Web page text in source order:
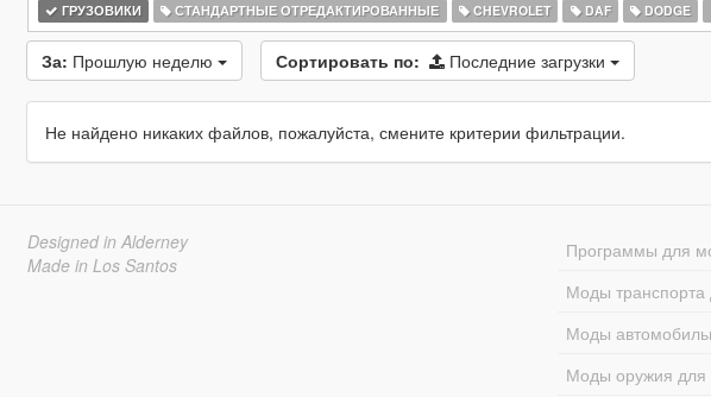
ГРУЗОВИКИ СТАНДАРТНЫЕ ОТРЕДАКТИРОВАННЫЕ CHEVROLET DAF DODGE
За: Прошлую неделю Сортировать по: Последние загрузки
Не найдено никаких файлов, пожалуйста, смените критерии фильтрации.
Designed in Alderney
Made in Los Santos
Программы для
Моды транспорта
Моды
Моды оружия для